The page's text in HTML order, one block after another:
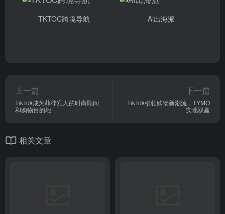
TKTOC跨境导航 Ai出海派
上一篇
TikTok成为菲律宾人的时尚顾问
和购物目的地
下一篇
TikTok引领购物新潮流，TYMO
实现双赢
相关文章